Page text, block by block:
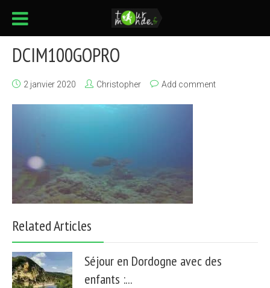
DCIM100GOPRO
2 janvier 2020 Christopher Add comment
Related Articles
Séjour en Dordogne avec des
enfants :...